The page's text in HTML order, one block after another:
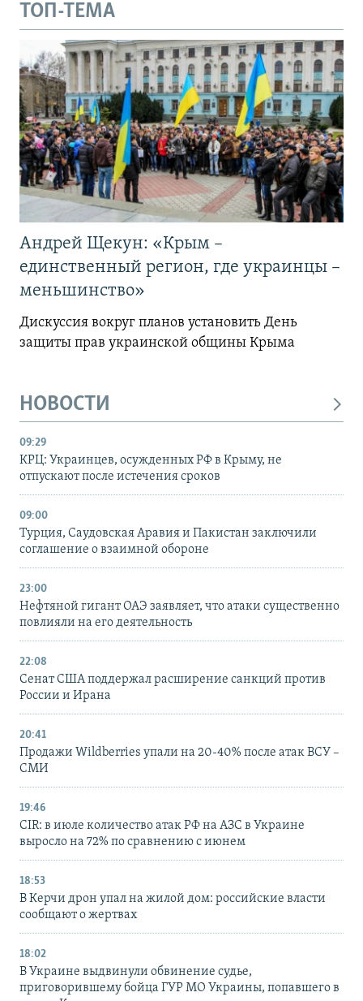
ТОП-ТЕМА
Андрей Щекун: «Крым –
единственный регион, где украинцы –
меньшинство»
Дискуссия вокруг планов установить День
защиты прав украинской общины Крыма
НОВОСТИ
09:29
КРЦ: Украинцев, осужденных РФ в Крыму, не
отпускают после истечения сроков
09:00
Турция, Саудовская Аравия и Пакистан заключили
соглашение о взаимной обороне
23:00
Нефтяной гигант ОАЭ заявляет, что атаки существенно
повлияли на его деятельность
22:08
Сенат США поддержал расширение санкций против
России и Ирана
20:41
Продажи Wildberries упали на 20-40% после атак ВСУ –
СМИ
19:46
CIR: в июле количество атак РФ на АЗС в Украине
выросло на 72% по сравнению с июнем
18:53
В Керчи дрон упал на жилой дом: российские власти
сообщают о жертвах
18:02
В Украине выдвинули обвинение судье,
приговорившему бойца ГУР МО Украины, попавшего в